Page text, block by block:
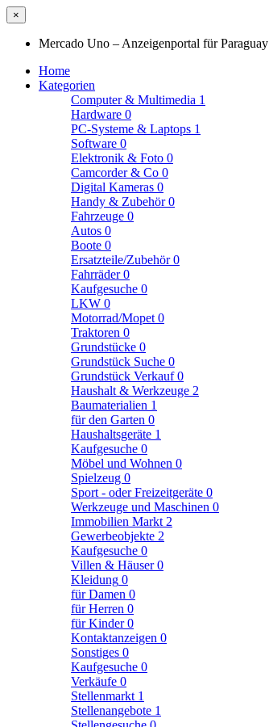
×
Mercado Uno – Anzeigenportal für Paraguay
Home
Kategorien
Computer & Multimedia 1
Hardware 0
PC-Systeme & Laptops 1
Software 0
Elektronik & Foto 0
Camcorder & Co 0
Digital Kameras 0
Handy & Zubehör0
Fahrzeuge 0
Autos 0
Boote 0
Ersatzteile/Zubehör0
Fahrräder0
Kaufgesuche 0
LKW 0
Motorrad/Mopet 0
Traktoren 0
Grundstücke 0
Grundstück Suche 0
Grundstück Verkauf0
Haushalt & Werkzeuge 2
Baumaterialien 1
für den Garten 0
Haushaltsgeräte 1
Kaufgesuche 0
Möbel und Wohnen 0
Spielzeug 0
Sport - oder Freizeitgeräte 0
Werkzeuge und Maschinen 0
Immobilien Markt 2
Gewerbeobjekte 2
Kaufgesuche 0
Villen & Häuser0
Kleidung 0
für Damen 0
für Herren 0
für Kinder0
Kontaktanzeigen 0
Sonstiges 0
Kaufgesuche 0
Verkäufe 0
Stellenmarkt 1
Stellenangebote 1